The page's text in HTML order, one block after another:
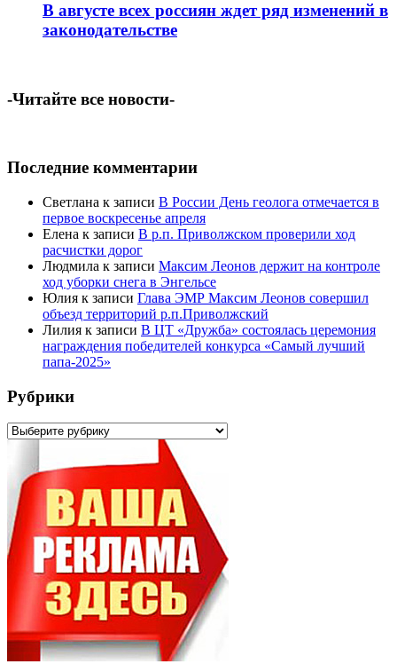
В августе всех россиян ждет ряд изменений в
законодательстве
-Читайте все новости-
Последние комментарии
Светлана к записи В России День геолога отмечается в
первое воскресенье апреля
Елена к записи В р.п. Приволжском проверили ход
расчистки дорог
Людмила к записи Максим Леонов держит на контроле
ход уборки снега в Энгельсе
Юлия к записи Глава ЭМР Максим Леонов совершил
объезд территорий р.п.Приволжский
Лилия к записи В ЦТ «Дружба» состоялась церемония
награждения победителей конкурса «Самый лучший
папа-2025»
Рубрики
Рубрики